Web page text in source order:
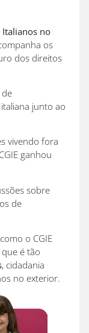
Italianos no
os
dos direitos
junto ao
vivendo fora
ganhou
sobre
de
o CGIE
é tão
, cidadania
no exterior.